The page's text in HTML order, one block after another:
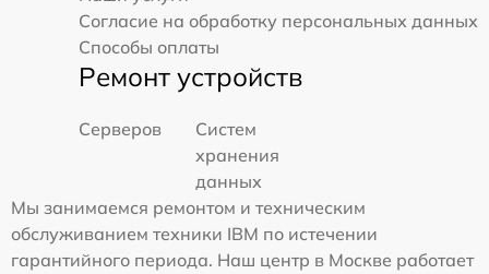
Согласие на обработку персональных данных
Способы оплаты
Ремонт устройств
Серверов
Систем
хранения
данных
Мы занимаемся ремонтом и техническим
обслуживанием техники IBM по истечении
гарантийного периода. Наш центр в Москве работает